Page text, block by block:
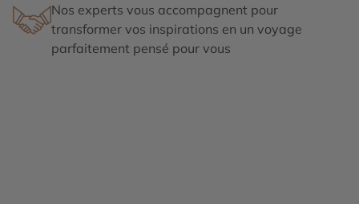
Nos experts vous accompagnent pour
transformer vos inspirations en un voyage
parfaitement pensé pour vous